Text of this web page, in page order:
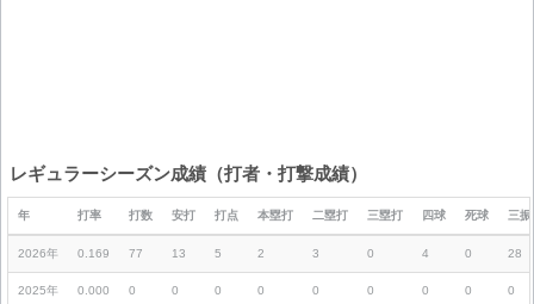
レギュラーシーズン成績（打者・打撃成績）
年 打率 打数 安打 打点 本塁打 二塁打 三塁打 四球 死球 三振
2026年 0.169 77 13 5 2 3 0 4 0 28
2025年 0.000 0 0 0 0 0 0 0 0 0